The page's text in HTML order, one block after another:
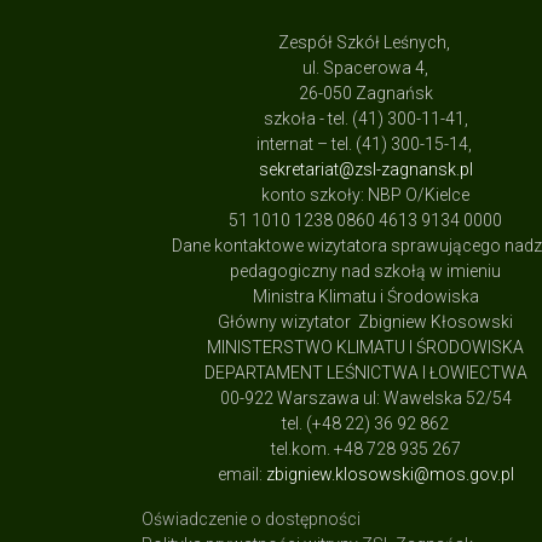
Zespół Szkół Leśnych,
ul. Spacerowa 4,
26-050 Zagnańsk
szkoła - tel. (41) 300-11-41,
internat – tel. (41) 300-15-14,
sekretariat@zsl-zagnansk.pl
konto szkoły: NBP O/Kielce
51 1010 1238 0860 4613 9134 0000
Dane kontaktowe wizytatora sprawującego
pedagogiczny nad szkołą w imieniu
Ministra Klimatu i Środowiska
Główny wizytator Zbigniew Kłosowski
MINISTERSTWO KLIMATU I ŚRODOWISKA
DEPARTAMENT LEŚNICTWA I ŁOWIECTWA
00-922 Warszawa ul: Wawelska 52/54
tel. (+48 22) 36 92 862
tel.kom. +48 728 935 267
email: zbigniew.klosowski@mos.gov.pl
Oświadczenie o dostępności